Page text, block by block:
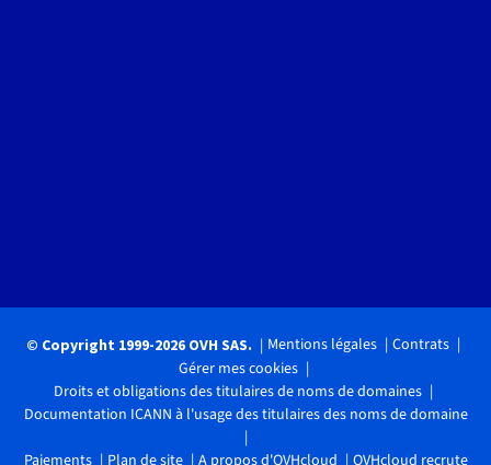
© Copyright 1999-2026 OVH SAS. Mentions légales
Contrats
Gérer mes cookies
Droits et obligations des titulaires de noms de domaines
Documentation ICANN à l'usage des titulaires des noms de domaine
Paiements Plan de site A propos d'OVHcloud OVHcloud recrute